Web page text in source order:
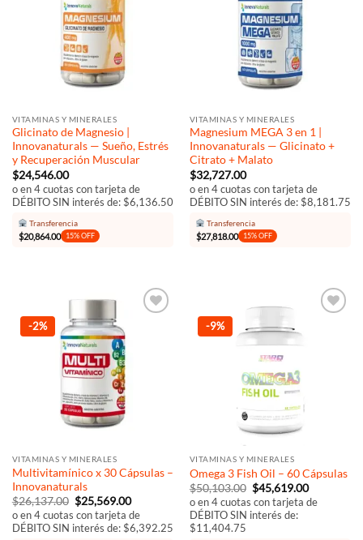
VITAMINAS Y MINERALES
Glicinato de Magnesio |
Innovanaturals — Sueño, Estrés
y Recuperación Muscular
$24,546.00
o en 4 cuotas con tarjeta de
DÉBITO SIN interés de: $6,136.50
Transferencia
$20,864.00 15% OFF
VITAMINAS Y MINERALES
Magnesium MEGA 3 en 1 |
Innovanaturals — Glicinato +
Citrato + Malato
$32,727.00
o en 4 cuotas con tarjeta de
DÉBITO SIN interés de: $8,181.75
Transferencia
$27,818.00 15% OFF
-2%
VITAMINAS Y MINERALES
Multivitamínico x 30 Cápsulas –
Innovanaturals
$26,137.00 El
precio
original
era:
$25,569.00El
precio
actual
es:
o en 4 cuotas con tarjeta de
DÉBITO SIN interés de: $6,392.25
-9%
VITAMINAS Y MINERALES
Omega 3 Fish Oil – 60 Cápsulas
$50,103.00 El
precio
original
era:
$45,619.00El
precio
actual
o en 4 cuotas con tarjeta de
DÉBITO SIN interés de:
$11,404.75